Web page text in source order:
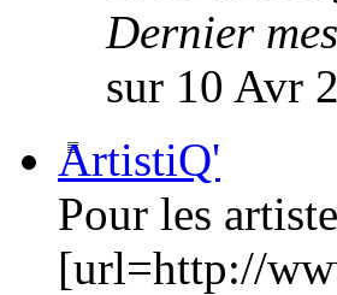
Dernier
sur 10 Avr
ArtistiQ'
Pour les
[url=http://